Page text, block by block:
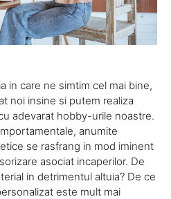
in care ne simtim cel mai bine,
noi insine si putem realiza
adevarat hobby-urile noastre.
anumite
se rasfrang in mod iminent
asociat incaperilor. De
in detrimentul altuia? De ce
este mult mai